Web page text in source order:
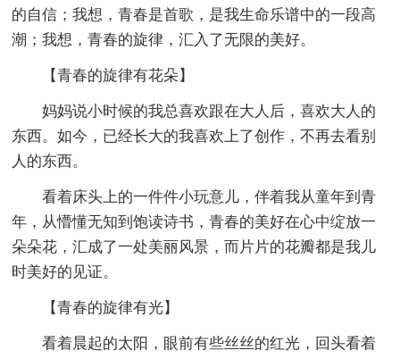
的自信；我想，青春是首歌，是我生命乐谱中的一段高
潮；我想，青春的旋律，汇入了无限的美好。
【青春的旋律有花朵】
妈妈说小时候的我总喜欢跟在大人后，喜欢大人的
东西。如今，已经长大的我喜欢上了创作，不再去看别
人的东西。
看着床头上的一件件小玩意儿，伴着我从童年到青
年，从懵懂无知到饱读诗书，青春的美好在心中绽放一
朵朵花，汇成了一处美丽风景，而片片的花瓣都是我儿
时美好的见证。
【青春的旋律有光】
看着晨起的太阳，眼前有些丝丝的红光，回头看着